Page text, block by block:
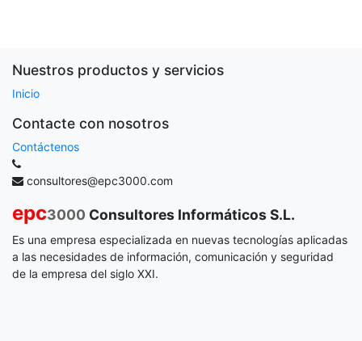
Nuestros productos y servicios
Inicio
Contacte con nosotros
Contáctenos
consultores@epc3000.com
epc3000 Consultores Informáticos S.L.
Es una empresa especializada en nuevas tecnologías aplicadas
a las necesidades de información, comunicación y seguridad
de la empresa del siglo XXI.